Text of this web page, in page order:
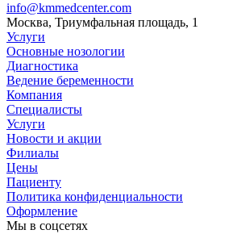
info@kmmedcenter.com
Москва, Триумфальная площадь, 1
Услуги
Основные нозологии
Диагностика
Ведение беременности
Компания
Специалисты
Услуги
Новости и акции
Филиалы
Цены
Пациенту
Политика конфиденциальности
Оформление
Мы в соцсетях